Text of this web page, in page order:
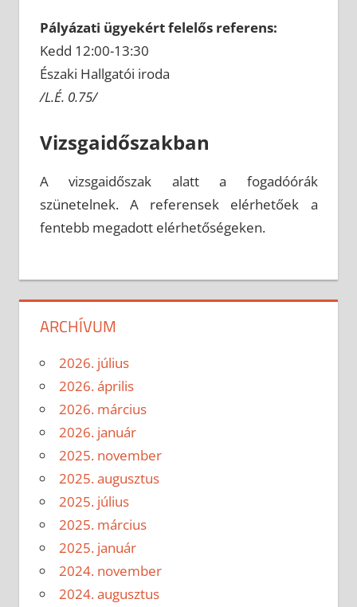
Pályázati ügyekért felelős referens:
Kedd 12:00-13:30
Északi Hallgatói iroda
/L.É. 0.75/
Vizsgaidőszakban
A vizsgaidőszak alatt a fogadóórák
szünetelnek. A referensek elérhetőek a
fentebb megadott elérhetőségeken.
ARCHÍVUM
2026. július
2026. április
2026. március
2026. január
2025. november
2025. augusztus
2025. július
2025. március
2025. január
2024. november
2024. augusztus